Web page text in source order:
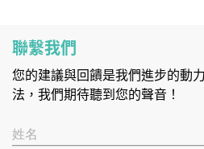
聯繫我們
您的建議與回饋是我們進步的動
法，我們期待聽到您的聲音！
姓名